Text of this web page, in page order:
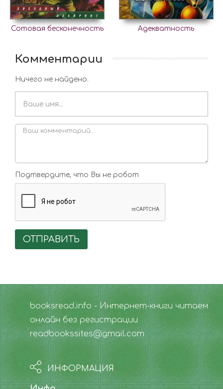
Сотовая бесконечность Адекватность
Комментарии
Ничего не найдено.
Подтвердите, что Вы не робот
ОТПРАВИТЬ
booksread.info - Интернет-книги читаем
онлайн без регистрации
readbookssites@gmail.com
ИНФОРМАЦИЯ